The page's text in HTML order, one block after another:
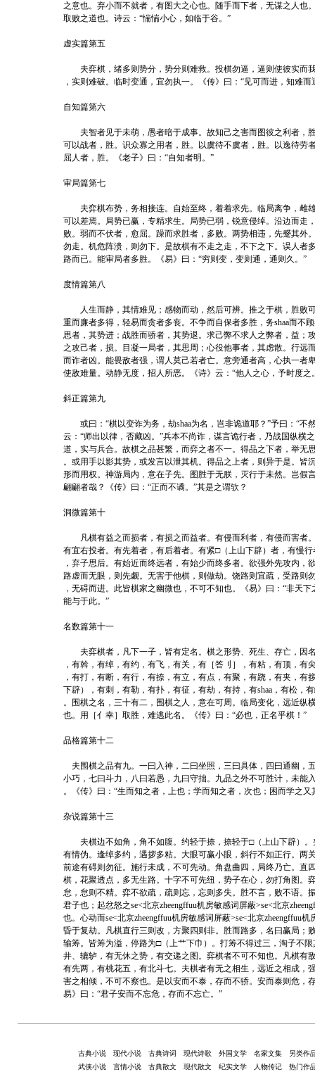
之意也。弃小而不就者，有图大之心也。随手而下者，无谋之人也
取败之道也。诗云：“惴惴小心，如临于谷。”
虚实篇第五
夫弈棋，绪多则势分，势分则难救。投棋勿逼，逼则使彼实而
，实则难破。临时变通，宜勿执一。《传》曰：“见可而进，知难而
自知篇第六
夫智者见于未萌，愚者暗于成事。故知己之害而图彼之利者，
可以战者，胜。识众寡之用者，胜。以虞待不虞者，胜。以逸待劳
屈人者，胜。《老子》曰：“自知者明。”
审局篇第七
夫弈棋布势，务相接连。自始至终，着着求先。临局离争，雌
可以差焉。局势已赢，专精求生。局势已弱，锐意侵绰。沿边而走
败。弱而不伏者，愈屈。躁而求胜者，多败。两势相违，先蹙其外
勿走。机危阵溃，则勿下。是故棋有不走之走，不下之下。误人者
路而已。能审局者多胜。《易》曰：“穷则变，变则通，通则久。”
度情篇第八
人生而静，其情难见；感物而动，然后可辨。推之于棋，胜败
重而廉者多得，轻易而贪者多丧。不争而自保者多胜，务shaa而不
思者，其势进；战胜而骄者，其势退。求己弊不求人之弊者，益；
之攻己者，损。目凝一局者，其思周；心役他事者，其虑散。行远
而诈者凶。能畏敌者强，谓人莫己若者亡。意旁通者高，心执一者
使敌难量。动静无度，招人所恶。《诗》云：“他人之心，予时度之
斜正篇第九
或曰：“棋以变诈为务，劫shaa为名，岂非诡道耶？”予曰：“不
云：“师出以律，否藏凶。”兵本不尚诈，谋言诡行者，乃战国纵横
道，实与兵合。故棋之品甚繁，而弈之者不一。得品之下者，举无
。或用手以影其势，或发言以泄其机。得品之上者，则异于是。皆
形而用权。神游局内，意在子先。图胜于无朕，灭行于未然。岂假
翩翩者哉？《传》曰：“正而不谲。”其是之谓欤？
洞微篇第十
凡棋有益之而损者，有损之而益者。有侵而利者，有侵而害者
有宜右投者。有先着者，有后着者。有紧□（上山下辟）者，有慢
，弃子思后。有始近而终远者，有始少而终多者。欲强外先攻内，
路虚而无眼，则先觑。无害于他棋，则做劫。饶路则宜疏，受路则
，无碍而进。此皆棋家之幽微也，不可不知也。《易》曰：“非天下
能与于此。”
名数篇第十一
夫弈棋者，凡下一子，皆有定名。棋之形势、死生、存亡，因
，有斡，有绰，有约，有飞，有关，有［答刂］，有粘，有顶，有
，有打，有断，有行，有捺，有立，有点，有聚，有跷，有夹，有
下辟），有刺，有勒，有扑，有征，有劫，有持，有shaa，有松，
。围棋之名，三十有二，围棋之人，意在可周。临局变化，远近纵
也。用［亻幸］取胜，难逃此名。《传》曰：“必也，正名乎棋！”
品格篇第十二
夫围棋之品有九。一曰入神，二曰坐照，三曰具体，四曰通幽，
小巧，七曰斗力，八曰若愚，九曰守拙。九品之外不可胜计，未能
。《传》曰：“生而知之者，上也；学而知之者，次也；困而学之又
杂说篇第十三
夫棋边不如角，角不如腹。约轻于捺，捺轻于□（上山下辟）。
有情伪。逢绰多约，遇拶多粘。大眼可赢小眼，斜行不如正行。两
前途有碍则勿征。施行未成，不可先动。角盘曲四，局终乃亡。直
棋，花聚透点，多无生路。十字不可先纽，势子在心，勿打角图。
怠，怠则不精。弈不欲疏，疏则忘，忘则多失。胜不言，败不语。
君子也；起忿怒之se<北京zheengffuu机房敏感词屏蔽>se<北京
也。心动而se<北京zheengffuu机房敏感词屏蔽>se<北京
昏于复劫。凡棋直行三则改，方聚四则非。胜而路多，名曰赢局；
输筹。皆筹为溢，停路为□（上艹下巾）。打筹不得过三，淘子不
井、辘轳，有无休之势，有交递之图。弈棋者不可不知也。凡棋有
有先两，有桃花五，有北斗七。夫棋者有无之相生，远近之相成，
害之相倾，不可不察也。是以安而不泰，存而不骄。安而泰则危，
易》曰：“君子安而不忘危，存而不忘亡。”
古典小说 现代小说 古典诗词 现代诗歌 外国文学 名家文集
另类作
武侠小说
言情小说 古典散文 现代散文 纪实文学 人物传记 热门作